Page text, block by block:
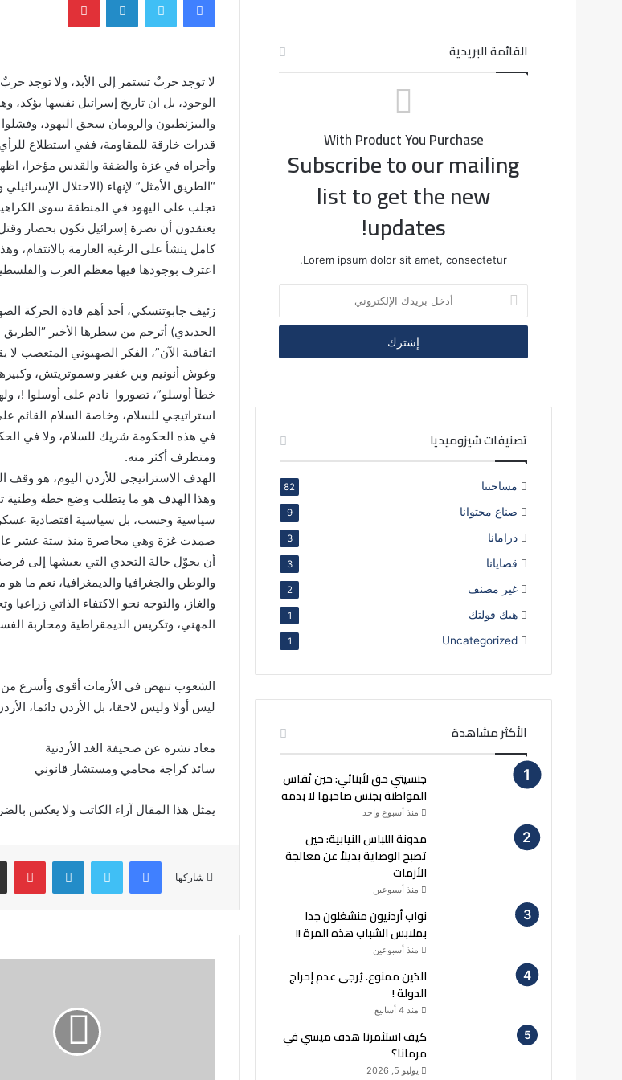
لا توجد حربٌ تستمر إلى الأبد، ولا توجد
الوجود، بل ان تاريخ إسرائيل نفسها يؤكد،
والبيزنطيون والرومان سحق اليهود،
قدرات خارقة للمقاومة، ففي استطلاع
“الطريق الأمثل” لإنهاء (الاحتلال
تجلب على اليهود في المنطقة سوى الكراهية
يعتقدون أن نصرة إسرائيل تكون بحصار
كامل ينشأ على الرغبة العارمة بالانتقام،
اعترف بوجودها فيها معظم العرب
الحديدي) أترجم من سطرها الأخير ″الطريق
اتفاقية الآن”، الفكر الصهيوني المتعصب
وغوش أنونيم وبن غفير وسموتريتش،
خطأ أوسلو”، تصوروا نادم على أوسلوا !،
استراتيجي للسلام، وخاصة السلام
في هذه الحكومة شريك للسلام، ولا في
ومتطرف أكثر منه.
الهدف الاستراتيجي للأردن اليوم، هو وقف
وهذا الهدف هو ما يتطلب وضع خطة وطنية
سياسية وحسب، بل سياسية اقتصادية
صمدت غزة وهي محاصرة منذ ستة عشر عاماً؛
أن يحوّل حالة التحدي التي يعيشها إلى
والوطن والجغرافيا والديمغرافيا، نعم ما
والغاز، والتوجه نحو الاكتفاء الذاتي
المهني، وتكريس الديمقراطية ومحاربة
الشعوب تنهض في الأزمات أقوى وأسرع
ليس أولا وليس لاحقا، بل الأردن دائما،
معاد نشره عن صحيفة الغد الأردنية
سائد كراجة محامي ومستشار قانوني
يمثل هذا المقال آراء الكاتب ولا يعكس
شاركها
فيسبوك تويتر لينكدإن
القائمة البريدية
With Product You Purchase
Subscribe to our mailing
list to get the new
updates!
Lorem ipsum dolor sit amet, consectetur.
بريدك
الإلكتروني
تصنيفات شيزوميديا
مساحتنا 82
صناع محتوانا 9
درامانا 3
قضايانا 3
غير مصنف 2
هيك قولتك 1
Uncategorized
1
الأكثر مشاهدة
جنسيتي حق لأبنائي: حين تُقاس
المواطنة بجنس صاحبها لا بدمه
منذ أسبوع واحد
مدونة اللباس النيابية: حين
تصبح الوصاية بديلاً عن معالجة
الأزمات
منذ أسبوعين
نواب أردنيون منشغلون جدا
بملابس الشباب هذه المرة !!
منذ أسبوعين
الدَين ممنوع. يُرجى عدم إحراج
الدولة !
منذ 4 أسابيع
كيف استثمرنا هدف ميسي في
مرمانا؟
يوليو 5, 2026